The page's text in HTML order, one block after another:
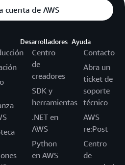
cuenta de AWS
Desarrolladores
Centro
de
creadores
SDK y
herramientas
.NET en
AWS
Python
en AWS
Ayuda
Contacto
Abra un
ticket de
soporte
técnico
AWS
re:Post
Centro
de